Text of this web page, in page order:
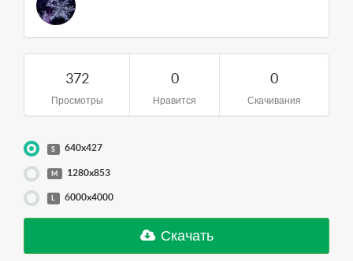
372
Просмотры
0
Нравится
0
Скачивания
S 640x427
M 1280x853
L 6000x4000
Скачать